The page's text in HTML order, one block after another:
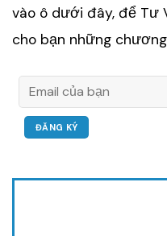
vào ô dưới đây, để Tư
cho bạn những